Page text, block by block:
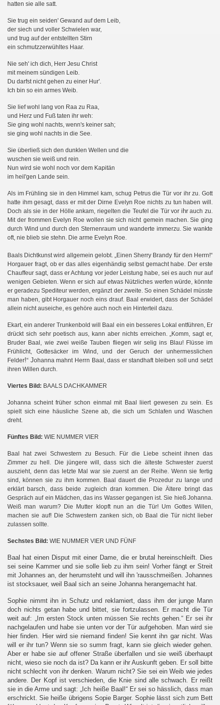
hatten sie alle satt.
Sie trug ein seiden' Gewand auf dem Leib,
der siech und voller Schwielen war,
und trug auf der entstellten Stirn
ein schmutzzerwühltes Haar.
Nie seh' ich dich, Herr Jesu Christ
mit meinem sündigen Leib.
Du darfst nicht gehen zu einer Hur'.
Ich bin so ein armes Weib.
Sie lief wohl lang von Raa zu Raa,
und Herz und Fuß taten ihr weh:
Sie ging wohl nachts, wenn's keiner sah;
sie ging wohl nachts in die See.
Sie überließ sich den dunklen Wellen und die
wuschen sie weiß und rein.
Nun wird sie wohl noch vor dem Kapitän
im heil'gen Lande sein.
Als im Frühling sie in den Himmel kam, schug Petrus die Tür vor ihr zu. Gott
hatte ihm gesagt, dass er mit der Dirne Evelyn Roe nichts zu tun haben will.
Doch als sie in der Hölle ankam, riegelten die Teufel die Tür vor i hrauch zu.
Mit der frommen Evelyn Roe wollen sie sich nicht gemein machen. Sie ging
durch Wind und durch den Sternenraum und wanderte immerzu. Sie wankte
oft, nie blieb sie stehn. Die arme Evelyn Roe.
Baals Dichtkunst wird allgemein gelobt. „Einen Sherry Brandy für den Herrn!“
Horgauer fragt, ob er das alles eigenhändig selbst gemacht habe. Der erste
Chauffeur sagt, dass er Achtung vor jeder Leistung habe, sei es auch nur auf
wenigen Gebieten. Wenn er sich auf etwas Nützliches werfen würde, könnte
er geradezu Spediteur werden, ergänzt der zweite. So einen Schädel müsste
man haben, gibt Horgauer noch eins drauf. Baal erwidert, dass der Schädel
allein nicht auseiche, es gehöre auch noch ein Hinterteil dazu.
Ekart, ein anderer Trunkenbold will Baal ein ein besseres Lokal entführen, Er
drückt sich sehr poetisch aus, kann aber nichts erreichen. „Komm, sagt er,
Bruder Baal, wie zwei weiße Tauben fliegen wir selig ins Blau! Flüsse im
Frühlicht, Gottesäcker im Wind, und der Geruch der unhermesslichen
Felder!“ Johanna mahnt Herrn Baal, dass er standhaft bleiben soll und setzt
ihren Willen durch.
Viertes Bild: BAALS DACHKAMMER
Johanna scheint früher schon einmal mit Baal liiert gewesen zu sein. Es
spielt sich eine häusliche Szene ab, die sich um Schlafen und Waschen
dreht.
Fünftes Bild: WIE NUMMER VIER
Baal hat zwei Schwestern zu Besuch. Für die Liebe scheint ihnen das
Zimmer zu hell. Die jüngere will, dass sich die älteste Schwester zuerst
auszieht, denn das letzte Mal war sie zuerst an der Reihe. Wenn sie fertig
sind, können sie zu ihm kommen. Baal dauert die Prozedur zu lange und
erklärt barsch, dass beide zugleich dran kommen. Die Ältere bringt das
Gespräch auf ein Mädchen, das ins Wasser gegangen ist. Sie hieß Johanna.
Weiß man warum? Die Mutter klopft nun an die Tür! Um Gottes Willen,
machen sie auf! Die Schwestern zanken sich, ob Baal die Tür nicht lieber
zulassen sollte.
Sechstes Bild: WIE NUMMER VIER UND FÜNF
Baal hat einen Disput mit einer Dame, die er brutal hereinschleift. Dies
sei seine Kammer und sie solle lieb zu ihm sein! Vorher fängt er Streit
mit Johannes an, der herumsteht und will ihn 'rausschmeißen. Johannes
ist stocksauer, weil Baal sich an seine Johanna herangemacht hat.
Sophie nimmt ihn in Schutz und reklamiert, dass ihm der junge Mann
doch nichts getan habe und bittet, sie fortzulassen. Er macht die Tür
weit auf: „Im ersten Stock unten müssen Sie rechts gehen.“ Er sei ihr
nachgelaufen und habe sie unten vor der Tür aufgehoben. Man wird sie
hier finden. Hier wird sie niemand finden! Sie kennt ihn gar nicht. Was
will er ihr tun? Wenn sie so summ fragt, kann sie gleich wieder gehen.
Aber er habe sie auf offener Straße überfallen und sie weiß überhaupt
nicht, wieso sie noch da ist? Da kann er ihr Auskunft geben. Er soll bitte
nicht schlecht von ihr denken. Warum nicht? Sie sei ein Weib wie jedes
andere. Der Kopf ist verschieden, die Knie sind alle schwach. Er reißt
sie in die Arme und sagt: „Ich heiße Baal!“ Er sei so hässlich, dass man
erschrickt. Sie heiße übrigens Sopie Barger. Sophie lässt sich zum Bett